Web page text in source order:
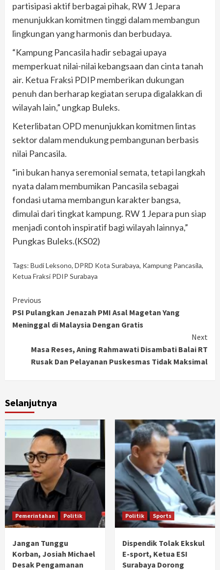
partisipasi aktif berbagai pihak, RW 1 Jepara
menunjukkan komitmen tinggi dalam membangun
lingkungan yang harmonis dan berbudaya.
“Kampung Pancasila hadir sebagai upaya
memperkuat nilai-nilai kebangsaan dan cinta tanah
air. Ketua Fraksi PDIP memberikan dukungan
penuh dan berharap kegiatan serupa digalakkan di
wilayah lain,” ungkap Buleks.
Keterlibatan OPD menunjukkan komitmen lintas
sektor dalam mendukung pembangunan berbasis
nilai Pancasila.
“ini bukan hanya seremonial semata, tetapi langkah
nyata dalam membumikan Pancasila sebagai
fondasi utama membangun karakter bangsa,
dimulai dari tingkat kampung. RW 1 Jepara pun siap
menjadi contoh inspiratif bagi wilayah lainnya,”
Pungkas Buleks.(KS02)
Tags: Budi Leksono, DPRD Kota Surabaya, Kampung Pancasila,
Ketua Fraksi PDIP Surabaya
Continue
Reading
Previous
PSI Pulangkan Jenazah PMI Asal Magetan Yang
Meninggal di Malaysia Dengan Gratis
Next
Masa Reses, Aning Rahmawati Disambati Balai RT
Rusak Dan Pelayanan Puskesmas Tidak Maksimal
Selanjutnya
Pemerintahan Politik
Jangan Tunggu
Korban, Josiah Michael
Desak Pengamanan
Politik Sports
Dispendik Tolak Ekskul
E-sport, Ketua ESI
Surabaya Dorong